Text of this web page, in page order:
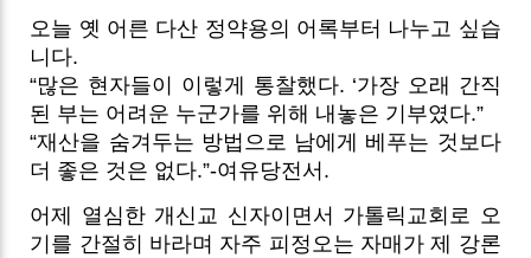
오늘 옛 어른 다산 정약용의 어록부터 나누고 싶습
니다.
“많은 현자들이 이렇게 통찰했다. ‘가장 오래 간직
된 부는 어려운 누군가를 위해 내놓은 기부였다.”
“재산을 숨겨두는 방법으로 남에게 베푸는 것보다
더 좋은 것은 없다.”-여유당전서.
어제 열심한 개신교 신자이면서 가톨릭교회로 오
기를 간절히 바라며 자주 피정오는 자매가 제 강론